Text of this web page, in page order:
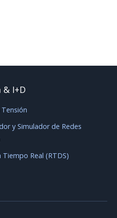
I+D
y Simulador de Redes
Real (RTDS)